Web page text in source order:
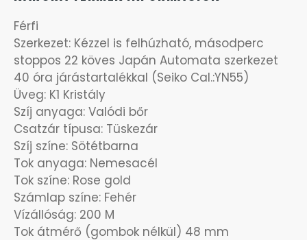
Férfi
Szerkezet: Kézzel is felhúzható, másodperc
stoppos 22 köves Japán Automata szerkezet
40 óra járástartalékkal (Seiko Cal.:YN55)
Üveg: K1 Kristály
Szíj anyaga: Valódi bőr
Csatzár típusa: Tüskezár
Szíj színe: Sötétbarna
Tok anyaga: Nemesacél
Tok színe: Rose gold
Számlap színe: Fehér
Vízállóság: 200 M
Tok átmérő (gombok nélkül) 48 mm
OKOSÓRÁK
ÖNGYÚJTÓK
ÓRAFORGATÓK
ÓRÁS GÉPEK
ÓRATARTÓ DOBOZOK
ORIENT